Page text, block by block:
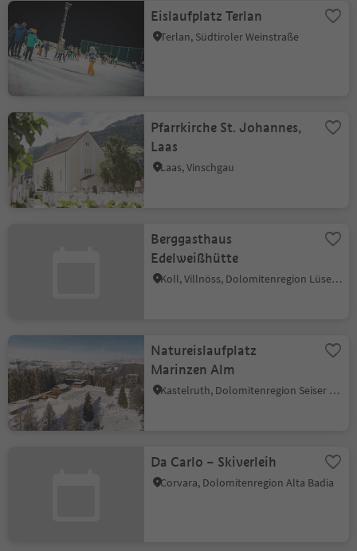
Eislaufplatz Terlan
Terlan, Südtiroler Weinstraße
Pfarrkirche St. Johannes,
Laas
Laas, Vinschgau
Berggasthaus
Edelweißhütte
Koll, Villnöss, Dolomitenregion Lüsen Villnöss
Natureislaufplatz
Marinzen Alm
Kastelruth, Dolomitenregion Seiser Alm
Da Carlo – Skiverleih
Corvara, Dolomitenregion Alta Badia